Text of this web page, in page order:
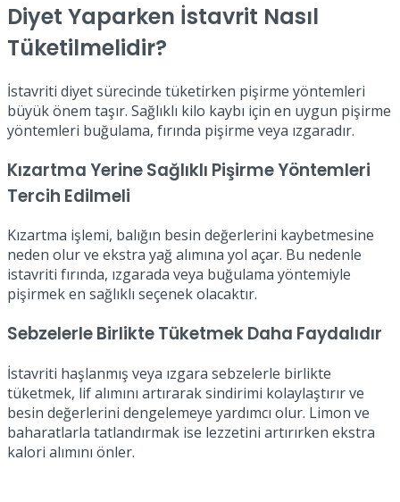
Diyet Yaparken İstavrit Nasıl
Tüketilmelidir?
İstavriti diyet sürecinde tüketirken pişirme yöntemleri
büyük önem taşır. Sağlıklı kilo kaybı için en uygun pişirme
yöntemleri buğulama, fırında pişirme veya ızgaradır.
Kızartma Yerine Sağlıklı Pişirme Yöntemleri
Tercih Edilmeli
Kızartma işlemi, balığın besin değerlerini kaybetmesine
neden olur ve ekstra yağ alımına yol açar. Bu nedenle
istavriti fırında, ızgarada veya buğulama yöntemiyle
pişirmek en sağlıklı seçenek olacaktır.
Sebzelerle Birlikte Tüketmek Daha Faydalıdır
İstavriti haşlanmış veya ızgara sebzelerle birlikte
tüketmek, lif alımını artırarak sindirimi kolaylaştırır ve
besin değerlerini dengelemeye yardımcı olur. Limon ve
baharatlarla tatlandırmak ise lezzetini artırırken ekstra
kalori alımını önler.